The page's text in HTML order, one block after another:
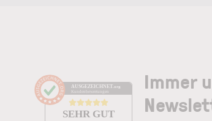
AUSGEZEICHNET.org
Kundenbewertungen
SEHR GUT
Immer